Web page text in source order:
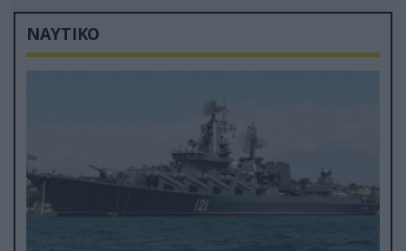
ΝΑΥΤΙΚΟ